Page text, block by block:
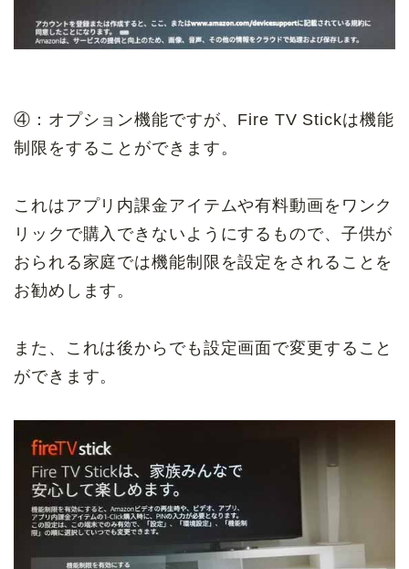
④：オプション機能ですが、Fire TV Stickは機能
制限をすることができます。
これはアプリ内課金アイテムや有料動画をワンク
リックで購入できないようにするもので、子供が
おられる家庭では機能制限を設定をされることを
お勧めします。
また、これは後からでも設定画面で変更すること
ができます。